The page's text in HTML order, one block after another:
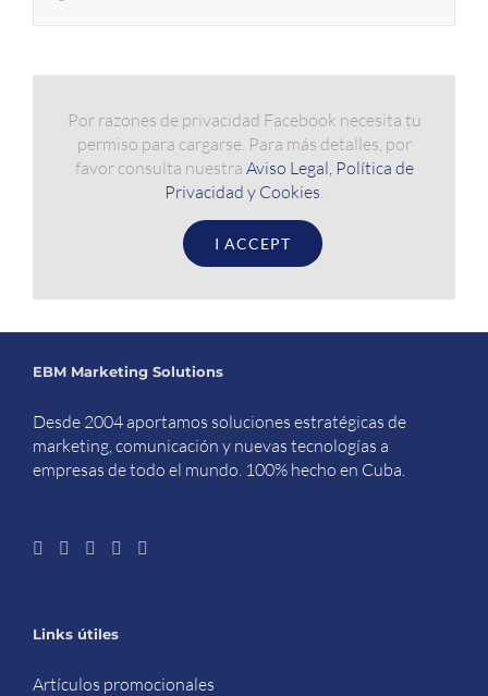
Por razones de privacidad Facebook necesita tu
permiso para cargarse. Para más detalles, por
favor consulta nuestra Aviso Legal, Política de
Privacidad y Cookies
I ACCEPT
EBM Marketing Solutions
Desde 2004 aportamos soluciones estratégicas de
marketing, comunicación y nuevas tecnologías a
empresas de todo el mundo. 100% hecho en Cuba.
Links útiles
Artículos promocionales